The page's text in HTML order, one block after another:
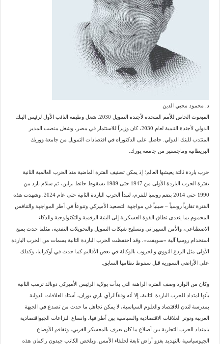
د. محمود محيي الدين
المبعوث الخاص للأمم المتحدة لأجندة التمويل 2030. شغل وظيفة النائب الأول لرئيس البنك
الدولي لأجندة التنمية لعام 2030، كان وزيراً للاستثمار في مصر، وشغل منصب المدير
المنتدب للبنك الدولي. حاصل على الدكتوراه في اقتصادات التمويل من جامعة ووريك
البريطانية وماجستير من جامعة يورك.
حرب باردة ثالثة يعيشها العالم؛ إذ يمكن تصنيف الفترة الماضية منذ الحرب العالمية الثانية
بفترة الحرب الباردة الأولى من 1947 حتى 1989 بسقوط حائط برلين، ثم سلام بارد من
1990 حتى 2014 بضم روسيا للقرم، لتبدأ الحرب الباردة الثانية حتى عام 2024. وشهدت هذه
الفترة تقارباً روسياً – صينياً في مواجهة التصعيد الأميركي وتنوعاً في أطر المواجهة والتنافس
المحموم بما يتعدى نطاق القوة العسكرية إلى البنية الرقمية والتكنولوجية والذكاء
الاصطناعي، والأمن السيبراني وتسليح شبكات التمويل والتحويلات النقدية، مثلما حدث بمنع
استخدام روسيا آلية «سويفت». وقد احتفظت الحرب الباردة الثانية بسمات من الحرب الباردة
الأولى مثل الردع النووي والحروب بالوكالة في بعض الأقاليم كما حدث في أوكرانيا، وكذلك
على الأراضي السورية قبل سقوط نظامها السابق.
وكان من الوارد وصف الفترة الراهنة التي بدأت بولاية الرئيس الأميركي دونالد ترمب الثانية
بأنها امتداد للحرب الباردة الثانية، إلا أنه وفقاً لرأي باري بوزان، أستاذ العلاقات الدولية
بمدرسة لندن للاقتصاد والعلوم السياسية، لا يمكن تجاهل ما حدث من تصدع في الجبهة
الغربية وتوتر العلاقات الاقتصادية والسياسية بين أطرافها، واتساع النزاعات الجيواقتصادية
بامتداد الحرب التجارية بين أضلاع ما كان يعرف بالمعسكر الغربي، وتفاقم الأوضاع
الجيوسياسية بالتهديد بغزو أراضٍ تابعة لحلفاء الأمس. ويلخص الكاتب جيدون راكمان هذه